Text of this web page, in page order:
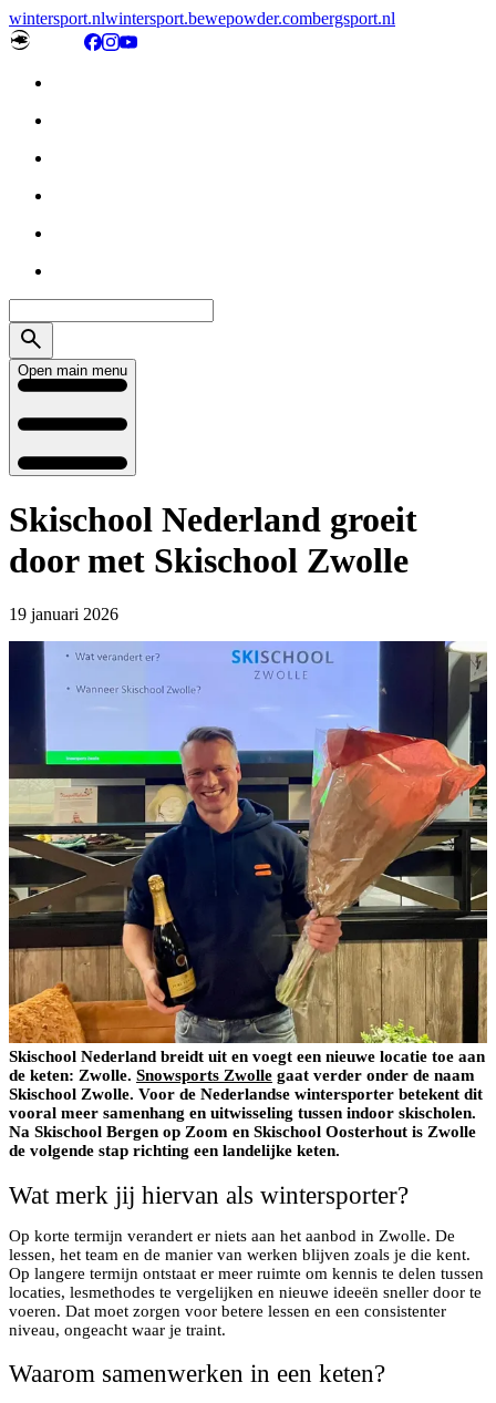
wintersport.nlwintersport.bewepowder.combergsport.nl
Open main menu
Skischool Nederland groeit
door met Skischool Zwolle
19 januari 2026
Skischool Nederland breidt uit en voegt een nieuwe locatie toe aan
de keten: Zwolle. Snowsports Zwolle gaat verder onder de naam
Skischool Zwolle. Voor de Nederlandse wintersporter betekent dit
vooral meer samenhang en uitwisseling tussen indoor skischolen.
Na Skischool Bergen op Zoom en Skischool Oosterhout is Zwolle
de volgende stap richting een landelijke keten.
Wat merk jij hiervan als wintersporter?
Op korte termijn verandert er niets aan het aanbod in Zwolle. De
lessen, het team en de manier van werken blijven zoals je die kent.
Op langere termijn ontstaat er meer ruimte om kennis te delen tussen
locaties, lesmethodes te vergelijken en nieuwe ideeën sneller door te
voeren. Dat moet zorgen voor betere lessen en een consistenter
niveau, ongeacht waar je traint.
Waarom samenwerken in een keten?